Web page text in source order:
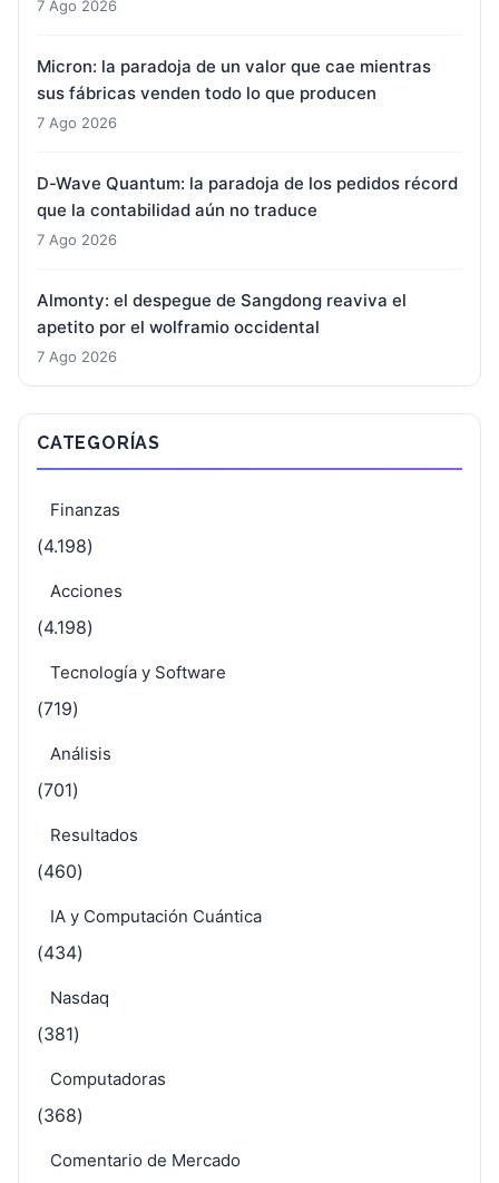
7 Ago 2026
Micron: la paradoja de un valor que cae mientras
sus fábricas venden todo lo que producen
7 Ago 2026
D-Wave Quantum: la paradoja de los pedidos récord
que la contabilidad aún no traduce
7 Ago 2026
Almonty: el despegue de Sangdong reaviva el
apetito por el wolframio occidental
7 Ago 2026
CATEGORÍAS
Finanzas
(4.198)
Acciones
(4.198)
Tecnología y Software
(719)
Análisis
(701)
Resultados
(460)
IA y Computación Cuántica
(434)
Nasdaq
(381)
Computadoras
(368)
Comentario de Mercado